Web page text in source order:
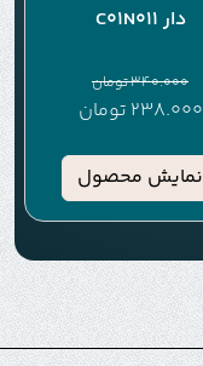
دار C01N011
340.000تومان
238.000 تومان
نمایش محصول